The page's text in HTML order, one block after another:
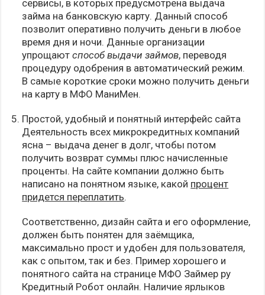
сервисы, в которых предусмотрена выдача
займа на банковскую карту. Данный способ
позволит оперативно получить деньги в любое
время дня и ночи. Данные организации
упрощаютспособ выдачи займов, переводя
процедуру одобрения в автоматический режим.
В самые короткие сроки можно получить деньги
на карту в МФО МаниМен.
Простой, удобный и понятный интерфейс сайта
Деятельность всех микрокредитных компаний
ясна – выдача денег в долг, чтобы потом
получить возврат суммы плюс начисленные
проценты. На сайте компании должно быть
написано на понятном языке, какой процент
придется переплатить.
Соответственно, дизайн сайта и его оформление,
должен быть понятен для заёмщика,
максимально прост и удобен для пользователя,
как с опытом, так и без. Пример хорошего и
понятного сайта на странице МФО Займер ру
Кредитный Робот онлайн. Наличие ярлыков